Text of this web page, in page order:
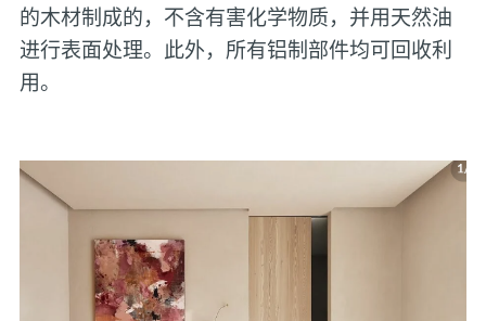
的木材制成的，不含有害化学物质，并用天然油
进行表面处理。此外，所有铝制部件均可回收利
用。